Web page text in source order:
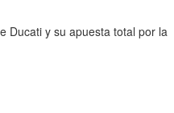
Ducati y su apuesta total por la